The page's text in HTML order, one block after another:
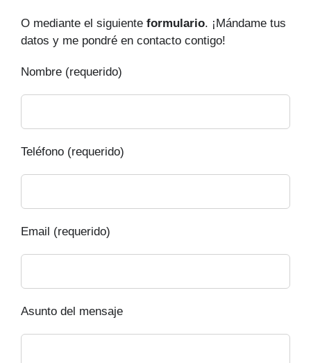
O mediante el siguiente formulario. ¡Mándame tus
datos y me pondré en contacto contigo!
Nombre (requerido)
Teléfono (requerido)
Email (requerido)
Asunto del mensaje